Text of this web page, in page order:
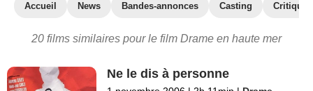
Accueil News Bandes-annonces Casting
20 films similaires pour le film Drame en haute mer
Ne le dis à personne